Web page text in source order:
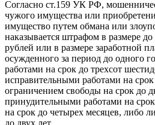
Согласно ст.159 УК РФ,
чужого имущества или
имущество путем обмана или
наказывается штрафом в размере
рублей или в размере заработной
осужденного за период до одного
работами на срок до трехсот
исправительными работами на
ограничением свободы на срок до
принудительными работами на
на срок до четырех месяцев, либо
до двух лет.